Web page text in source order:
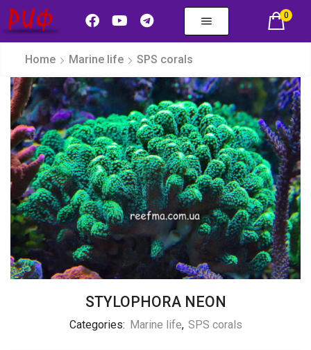
0
Home Marine life SPS corals
STYLOPHORA NEON
Categories: Marine life, SPS corals